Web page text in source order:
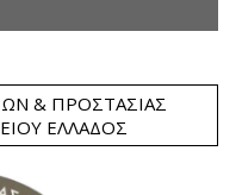
& ΠΡΟΣΤΑΣΊΑΣ
ΕΛΛΆΔΟΣ